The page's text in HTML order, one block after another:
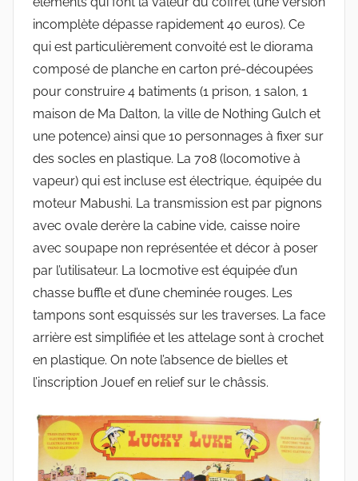
incomplète dépasse rapidement 40 euros). Ce
qui est particulièrement convoité est le diorama
composé de planche en carton pré-découpées
pour construire 4 batiments (1 prison, 1 salon, 1
maison de Ma Dalton, la ville de Nothing Gulch et
une potence) ainsi que 10 personnages à fixer sur
des socles en plastique. La 708 (locomotive à
vapeur) qui est incluse est électrique, équipée du
moteur Mabushi. La transmission est par pignons
avec ovale derère la cabine vide, caisse noire
avec soupape non représentée et décor à poser
par l’utilisateur. La locmotive est équipée d’un
chasse buffle et d’une cheminée rouges. Les
tampons sont esquissés sur les traverses. La face
arrière est simplifiée et les attelage sont à crochet
en plastique. On note l’absence de bielles et
l’inscription Jouef en relief sur le châssis.